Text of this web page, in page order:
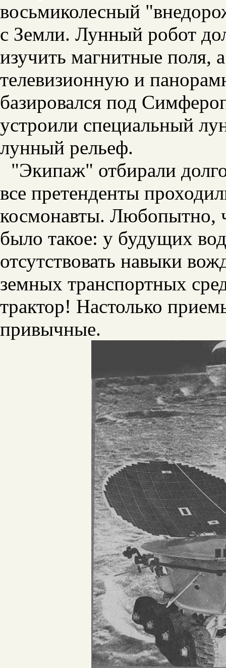
восьмиколесный
с Земли. Лунный робот
изучить магнитные поля,
телевизионную и
базировался под
устроили специальный
лунный рельеф.
"Экипаж" отбирали
все претенденты
космонавты. Любопытно,
было такое: у будущих
отсутствовать навыки
земных транспортных
трактор! Настолько
привычные.